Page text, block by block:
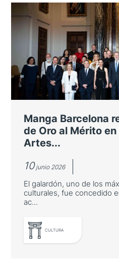
Cantabria se
destino turístico
turoperadores y
japoneses
La Consejería de
de familiarización en el
Iberia
LEER MÁS
Manga Barcelona
de Oro al Mérito
Artes...
10junio 2026
El galardón, uno de los
culturales, fue concedido
ac...
CULTURA